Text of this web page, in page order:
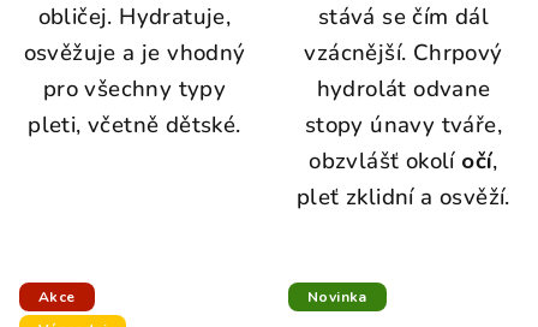
obličej. Hydratuje,
osvěžuje a je vhodný
pro všechny typy
pleti, včetně dětské.
stává se čím dál
vzácnější. Chrpový
hydrolát odvane
stopy únavy tváře,
obzvlášť okolí očí,
pleť zklidní a osvěží.
Akce
Novinka